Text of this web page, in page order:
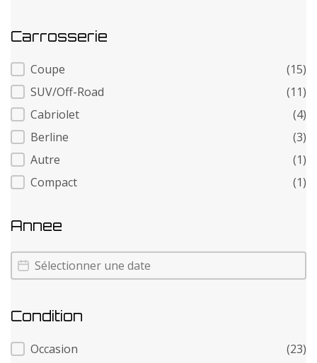
Carrosserie
Carrosserie
Coupe
(15)
SUV/Off-Road
(11)
Cabriolet
(4)
Berline
(3)
Autre
(1)
Compact
(1)
Annee
Annee
Annee
Condition
Condition
Occasion
(23)